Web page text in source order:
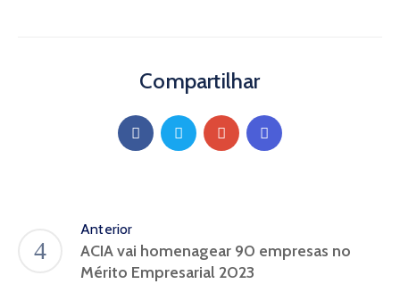
Compartilhar
Anterior
ACIA vai homenagear 90 empresas no
Mérito Empresarial 2023